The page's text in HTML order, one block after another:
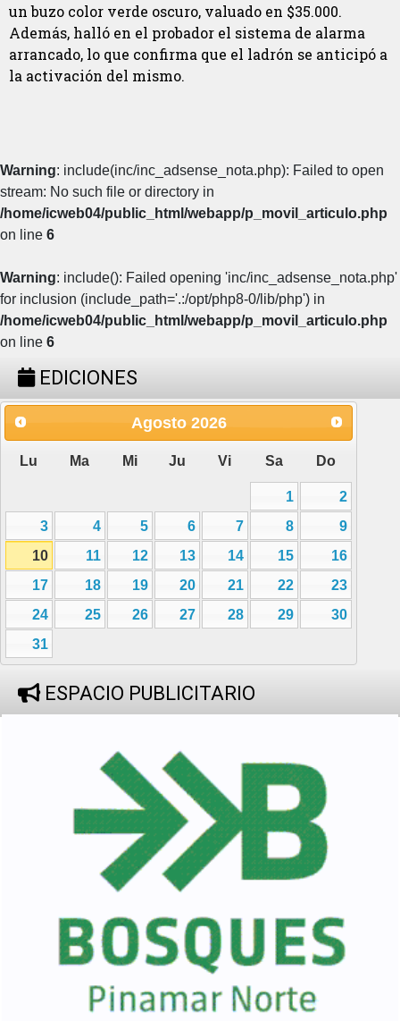
un buzo color verde oscuro, valuado en $35.000.
Además, halló en el probador el sistema de alarma
arrancado, lo que confirma que el ladrón se anticipó a
la activación del mismo.
Warning: include(inc/inc_adsense_nota.php): Failed to open
stream: No such file or directory in
/home/icweb04/public_html/webapp/p_movil_articulo.php
on line 6
Warning: include(): Failed opening 'inc/inc_adsense_nota.php'
for inclusion (include_path='.:/opt/php8-0/lib/php') in
/home/icweb04/public_html/webapp/p_movil_articulo.php
on line 6
EDICIONES
Agosto 2026
Lu Ma Mi Ju Vi Sa Do
1
2
3
4 5 6 7 8
9
10
11 12 13 14 15
16
17
18 19 20 21 22
23
24
25 26 27 28 29
30
31
ESPACIO PUBLICITARIO